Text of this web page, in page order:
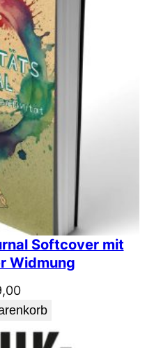
Softcover mit
Widmung